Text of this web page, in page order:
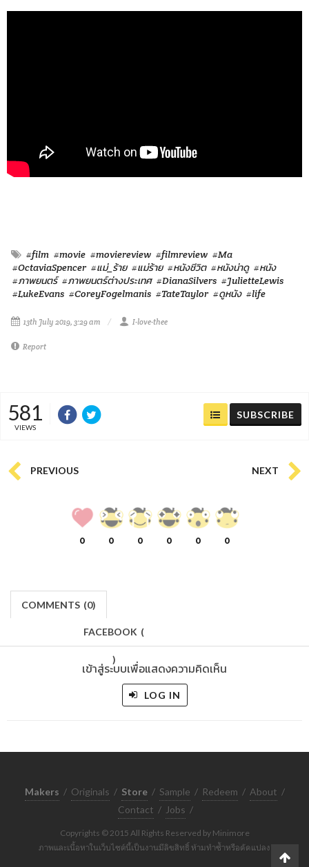
#film #movie #moviereview #filmreview #Ma
#OctaviaSpencer #แม่_ร้าย #แม่ร้าย #หนังชีวิต #หนังน่าดู #หนัง
#ภาพยนตร์ #ภาพยนตร์ต่างประเทศ #DianaSilvers #JulietteLewis
#LukeEvans #CoreyFogelmanis #TateTaylor #ดูหนัง #life
13th July 2019, 3:29 am I-love-thee
Report
581
VIEWS
SUBSCRIBE
PREVIOUS NEXT
0 0 0 0 0 0
COMMENTS (0)
FACEBOOK (
)
เข้าสู่ระบบเพื่อแสดงความคิดเห็น
LOG IN
Makers / Originals / Store / Sample / Redeem / About /
Contact / Jobs /
Copyrights © 2015 All Rights Reserved by Minimore
ภาพและเนื้อหาในเว็บไซต์นี้เป็นงานมีลิขสิทธิ์ ห้ามทำซ้ำหรือดัดแปลง